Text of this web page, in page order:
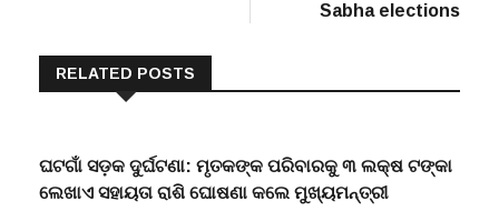
Sabha elections
RELATED POSTS
ଘଟଗାଁ ସଡ଼କ ଦୁର୍ଘଟଣା: ମୃତକଙ୍କ ପରିବାରକୁ ୩ ଲକ୍ଷ ଟଙ୍କା
ଲେଖାଏ ସହାୟତା ରାଶି ଘୋଷଣା କଲେ ମୁଖ୍ୟମନ୍ତ୍ରୀ